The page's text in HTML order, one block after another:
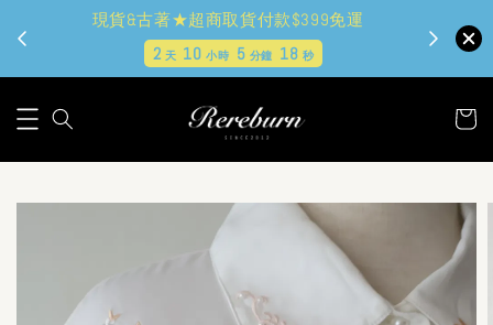
現貨&古著★超商取貨付款$399免運
2 天 10小時 5 分鐘 17 秒